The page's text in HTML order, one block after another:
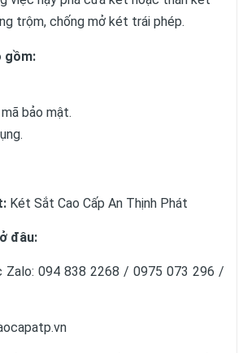
trộm, chống mở két trái phép.
gồm:
bảo mật.
: Két Sắt Cao Cấp An Thịnh Phát
đâu:
Zalo: 094 838 2268 / 0975 073 296 /